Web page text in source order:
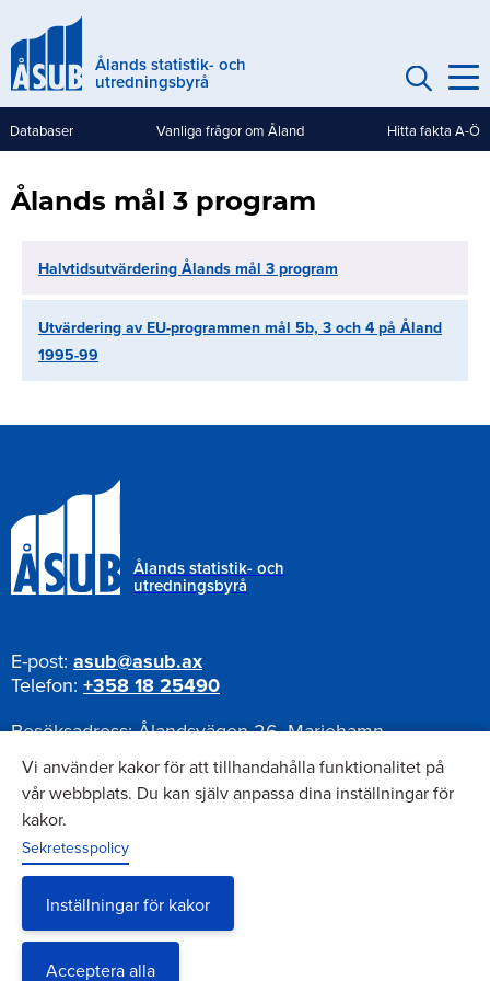
till
huvudinnehållÅlands statistik- och
utredningsbyrå
Genvägar
Databaser Vanliga frågor om Åland Hitta fakta A-Ö
Ålands mål 3 program
Halvtidsutvärdering Ålands mål 3 program
Utvärdering av EU-programmen mål 5b, 3 och 4 på Åland
1995-99
Ålands statistik- och
utredningsbyrå
E-post: asub@asub.ax
Telefon: +358 18 25490
Besöksadress:Ålandsvägen 26, Mariehamn
Postadress:
Pb 1187, AX-22111 Mariehamn
Nyhetsbrev
Anmäl dig till vårt nyhetsbrev
Vi använder kakor för att tillhandahålla funktionalitet på
vår webbplats. Du kan själv anpassa dina inställningar för
kakor.
Sekretesspolicy
Inställningar för kakor
Acceptera alla